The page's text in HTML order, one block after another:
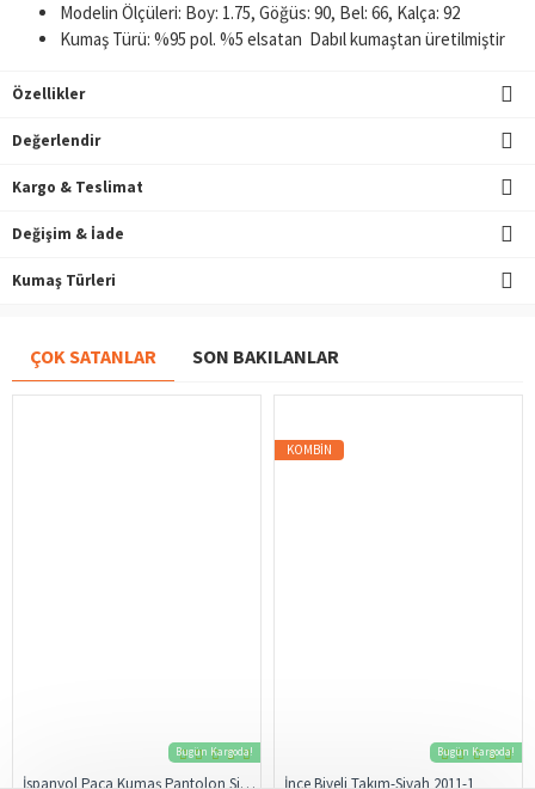
Modelin Ölçüleri: Boy: 1.75, Göğüs: 90, Bel: 66, Kalça: 92
Kumaş Türü: %95 pol. %5 elsatan Dabıl kumaştan üretilmiştir
Özellikler
Değerlendir
Kargo & Teslimat
Değişim & İade
Kumaş Türleri
ÇOK SATANLAR SON BAKILANLAR
Bugün Kargoda!
İspanyol Paça Kumaş Pantolon Siyah 206
Bugün Kargoda!
KOMBIN
İnce Biyeli Takım-Siyah 2011-1